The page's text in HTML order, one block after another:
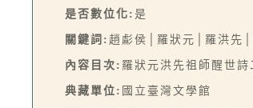
是否數位化: 是
關鍵詞: 趙虨侯│羅狀元│羅洪先
內容目次: 羅狀元洪先祖師醒世
典藏單位: 國立臺灣文學館